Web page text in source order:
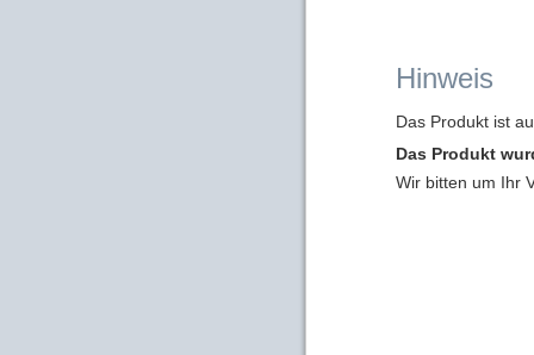
Hinweis
Das Produkt ist
Das Produkt
Wir bitten um Ihr